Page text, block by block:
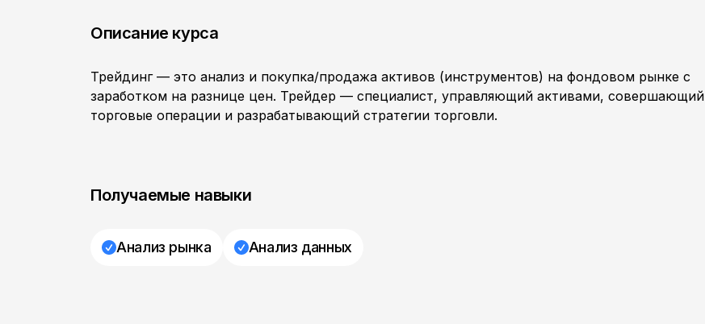
Описание курса
Трейдинг — это анализ и покупка/продажа активов (инструментов) на фондовом рынке с
заработком на разнице цен. Трейдер — специалист, управляющий активами, совершающий
торговые операции и разрабатывающий стратегии торговли.
Получаемые навыки
Анализ рынка Анализ данных